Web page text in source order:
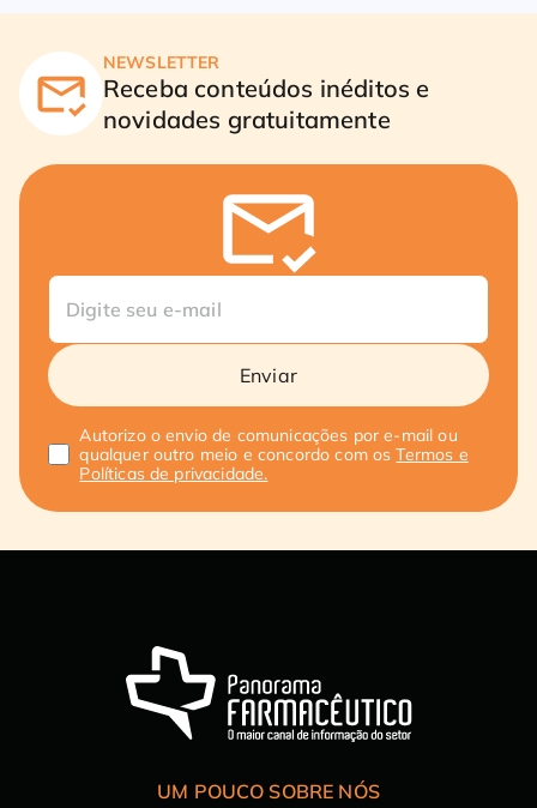
NEWSLETTER
Receba conteúdos inéditos e
novidades gratuitamente
Enviar
Autorizo o envio de comunicações por e-mail ou
qualquer outro meio e concordo com osTermos e
Políticas de privacidade.
UM POUCO SOBRE NÓS